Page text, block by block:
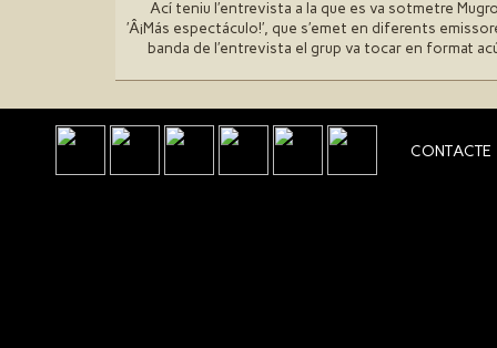
Ací teniu l′entrevista a la que es va sotmetre
′Â¡Más espectáculo!′, que s′emet en diferents
banda de l′entrevista el grup va tocar en format
CONTACTE